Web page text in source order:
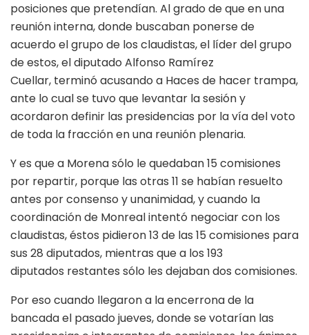
posiciones que pretendían. Al grado de que en una
reunión interna, donde buscaban ponerse de
acuerdo el grupo de los claudistas, el líder del grupo
de estos, el diputado Alfonso Ramírez
Cuellar, terminó acusando a Haces de hacer trampa,
ante lo cual se tuvo que levantar la sesión y
acordaron definir las presidencias por la vía del voto
de toda la fracción en una reunión plenaria.
Y es que a Morena sólo le quedaban 15 comisiones
por repartir, porque las otras 11 se habían resuelto
antes por consenso y unanimidad, y cuando la
coordinación de Monreal intentó negociar con los
claudistas, éstos pidieron 13 de las 15 comisiones para
sus 28 diputados, mientras que a los 193
diputados restantes sólo les dejaban dos comisiones.
Por eso cuando llegaron a la encerrona de la
bancada el pasado jueves, donde se votarían las